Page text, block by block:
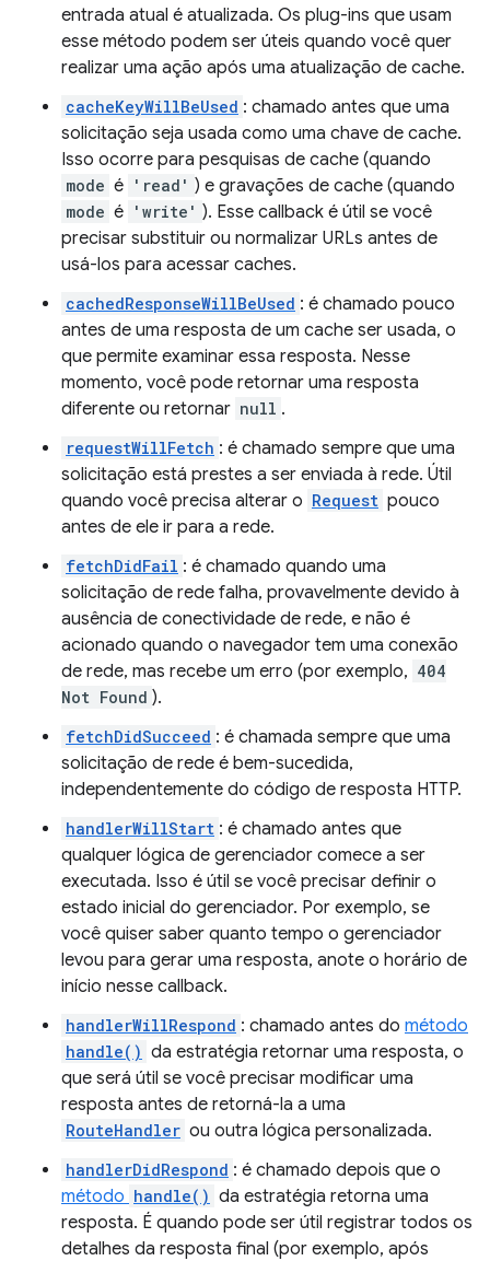
entrada atual é atualizada. Os plug-ins que usam
esse método podem ser úteis quando você quer
realizar uma ação após uma atualização de cache.
cacheKeyWillBeUsed : chamado antes que uma
solicitação seja usada como uma chave de cache.
Isso ocorre para pesquisas de cache (quando
mode é 'read' ) e gravações de cache (quando
mode é 'write' ). Esse callback é útil se você
precisar substituir ou normalizar URLs antes de
usá-los para acessar caches.
cachedResponseWillBeUsed : é chamado pouco
antes de uma resposta de um cache ser usada, o
que permite examinar essa resposta. Nesse
momento, você pode retornar uma resposta
diferente ou retornar null .
requestWillFetch : é chamado sempre que uma
solicitação está prestes a ser enviada à rede. Útil
quando você precisa alterar o Request pouco
antes de ele ir para a rede.
fetchDidFail : é chamado quando uma
solicitação de rede falha, provavelmente devido à
ausência de conectividade de rede, e não é
acionado quando o navegador tem uma conexão
de rede, mas recebe um erro (por exemplo, 404
Not Found ).
fetchDidSucceed : é chamada sempre que uma
solicitação de rede é bem-sucedida,
independentemente do código de resposta HTTP.
handlerWillStart : é chamado antes que
qualquer lógica de gerenciador comece a ser
executada. Isso é útil se você precisar definir o
estado inicial do gerenciador. Por exemplo, se
você quiser saber quanto tempo o gerenciador
levou para gerar uma resposta, anote o horário de
início nesse callback.
handlerWillRespond : chamado antes do método
handle() da estratégia retornar uma resposta, o
que será útil se você precisar modificar uma
resposta antes de retorná-la a uma
RouteHandler ou outra lógica personalizada.
handlerDidRespond : é chamado depois que o
método handle() da estratégia retorna uma
resposta. É quando pode ser útil registrar todos os
detalhes da resposta final (por exemplo, após